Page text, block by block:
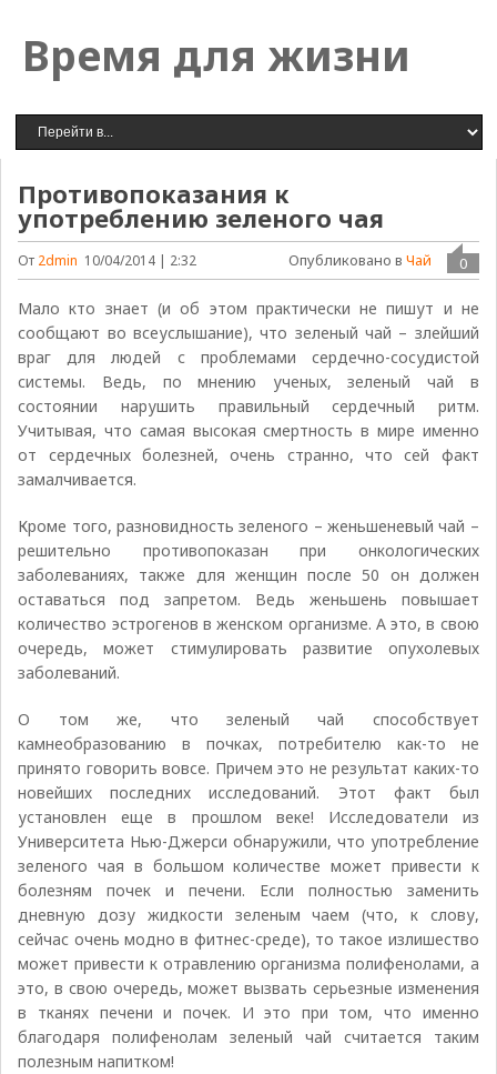
Время для жизни
Противопоказания к
употреблению зеленого чая
От 2dmin 10/04/2014 | 2:32 0
Опубликовано в Чай
Мало кто знает (и об этом практически не пишут и не
сообщают во всеуслышание), что зеленый чай – злейший
враг для людей с проблемами сердечно-сосудистой
системы. Ведь, по мнению ученых, зеленый чай в
состоянии нарушить правильный сердечный ритм.
Учитывая, что самая высокая смертность в мире именно
от сердечных болезней, очень странно, что сей факт
замалчивается.
Кроме того, разновидность зеленого – женьшеневый чай –
решительно противопоказан при онкологических
заболеваниях, также для женщин после 50 он должен
оставаться под запретом. Ведь женьшень повышает
количество эстрогенов в женском организме. А это, в свою
очередь, может стимулировать развитие опухолевых
заболеваний.
О том же, что зеленый чай способствует
камнеобразованию в почках, потребителю как-то не
принято говорить вовсе. Причем это не результат каких-то
новейших последних исследований. Этот факт был
установлен еще в прошлом веке! Исследователи из
Университета Нью-Джерси обнаружили, что употребление
зеленого чая в большом количестве может привести к
болезням почек и печени. Если полностью заменить
дневную дозу жидкости зеленым чаем (что, к слову,
сейчас очень модно в фитнес-среде), то такое излишество
может привести к отравлению организма полифенолами, а
это, в свою очередь, может вызвать серьезные изменения
в тканях печени и почек. И это при том, что именно
благодаря полифенолам зеленый чай считается таким
полезным напитком!